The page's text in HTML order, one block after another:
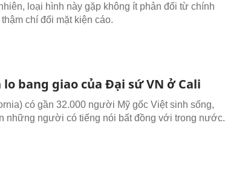
loại hình này gặp không ít phản đối từ chính
chí đối mặt kiện cáo.
bang giao của Đại sứ VN ở Cali
có gần 32.000 người Mỹ gốc Việt sinh sống,
những người có tiếng nói bất đồng với trong nước.